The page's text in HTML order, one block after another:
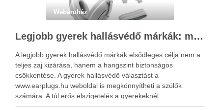
Webáruház
Legjobb gyerek hallásvédő márkák: mire figyeljenek a szülők választáskor?
A legjobb gyerek hallásvédő márkák elsődleges célja nem a
teljes zaj kizárása, hanem a hangszint biztonságos
csökkentése. A gyerek hallásvédő választást a
www.earplugs.hu weboldal is megkönnyítheti a szülők
számára. A túl erős elszigetelés a gyerekeknél
kényelmetlenséget, félelmet vagy dezorientáltságot is